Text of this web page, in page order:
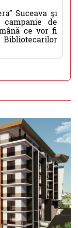
Suceava şi
campanie de
ce vor fi